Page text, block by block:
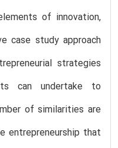
of innovation,
case study approach
strategies
can undertake to
of similarities are
entrepreneurship that